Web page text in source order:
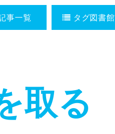
事一覧 タグ図書館
取る